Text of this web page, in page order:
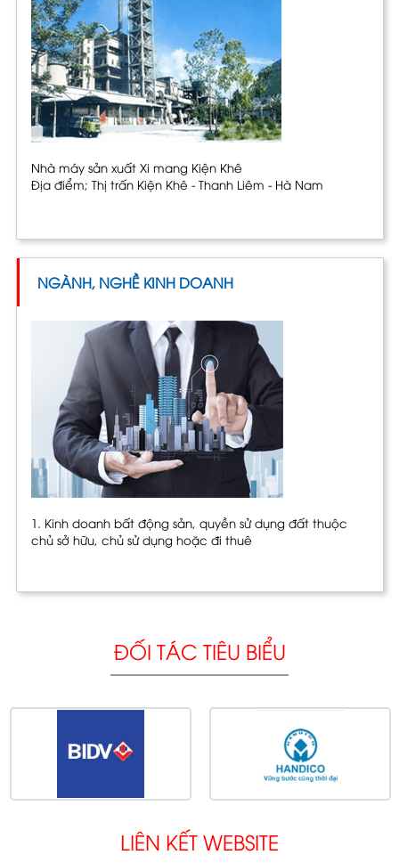
Nhà máy sản xuất Xi mang Kiện Khê
Địa điểm; Thị trấn Kiện Khê - Thanh Liêm - Hà Nam
NGÀNH, NGHỀ KINH DOANH
1. Kinh doanh bất động sản, quyền sử dụng đất thuộc
chủ sở hữu, chủ sử dụng hoặc đi thuê
ĐỐI TÁC TIÊU BIỂU
LIÊN KẾT WEBSITE